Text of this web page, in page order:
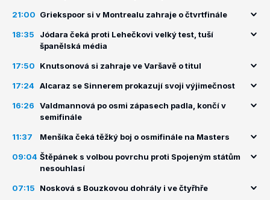
21:00 Griekspoor si v Montrealu zahraje o čtvrtfinále
18:35
Jódara čeká proti Lehečkovi velký test, tuší
španělská média
17:50 Knutsonová si zahraje ve Varšavě o titul
17:24 Alcaraz se Sinnerem prokazují svoji výjimečnost
16:26
Valdmannová po osmi zápasech padla, končí v
semifinále
11:37 Menšíka čeká těžký boj o osmifinále na Masters
09:04 Štěpánek s volbou povrchu proti Spojeným státům
nesouhlasí
07:15 Nosková s Bouzkovou dohrály i ve čtyřhře